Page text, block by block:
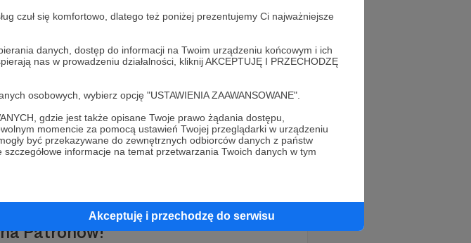
czuł się komfortowo, dlatego też poniżej prezentujemy Ci najważniejsze
danych, dostęp do informacji na Twoim urządzeniu końcowym i ich
nas w prowadzeniu działalności, kliknij AKCEPTUJĘ I PRZECHODZĘ
osobowych, wybierz opcję "USTAWIENIA ZAAWANSOWANE".
gdzie jest także opisane Twoje prawo żądania dostępu,
momencie za pomocą ustawień Twojej przeglądarki w urządzeniu
być przekazywane do zewnętrznych odbiorców danych z państw
informacje na temat przetwarzania Twoich danych w tym
Akceptuję i przechodzę do serwisu
#audiobajki +2
Patronów!